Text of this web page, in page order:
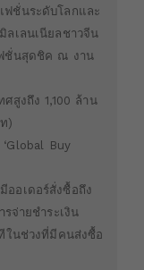
ฟชั่นระดับโลกและ
ลเลนเนียลชาวจีน
ชั่นสุดชิค ณ งาน
สูงถึง 1,100 ล้าน
)
Buy
ออเดอร์สั่งซื้อถึง
จ่ายชำระเงิน
ในช่วงที่มีคนส่งซื้อ